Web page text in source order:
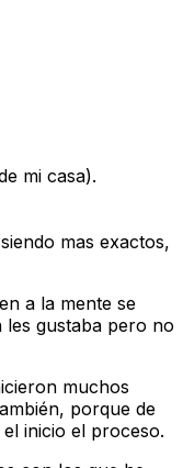
mi casa).
mas exactos,
a la mente se
les gustaba pero no
muchos
porque de
inicio el proceso.